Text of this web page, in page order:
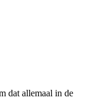
dat allemaal in de